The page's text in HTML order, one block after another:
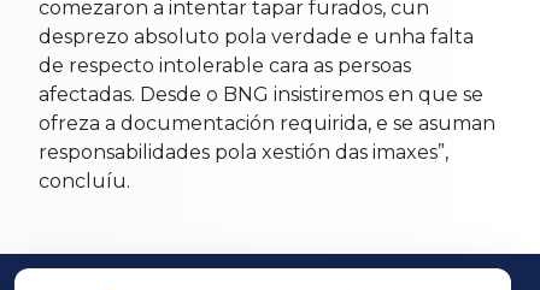
comezaron a intentar tapar furados, cun
desprezo absoluto pola verdade e unha falta
de respecto intolerable cara as persoas
afectadas. Desde o BNG insistiremos en que se
ofreza a documentación requirida, e se asuman
responsabilidades pola xestión das imaxes”,
concluíu.